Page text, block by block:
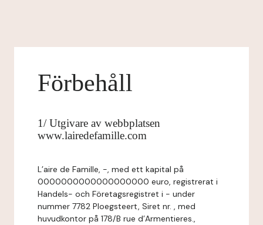
Förbehåll
1/ Utgivare av webbplatsen
www.lairedefamille.com
L’aire de Famille, -, med ett kapital på
0000000000000000000 euro, registrerat i
Handels- och Företagsregistret i - under
nummer 7782 Ploegsteert, Siret nr. , med
huvudkontor på 178/B rue d’Armentieres.,